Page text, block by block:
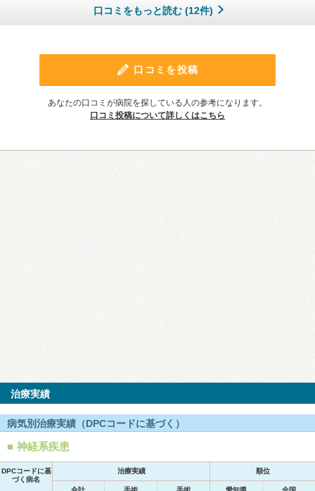
口コミをもっと読む (12件)
口コミを投稿
あなたの口コミが病院を探している人の参考になります。
口コミ投稿について詳しくはこちら
治療実績
病気別治療実績（DPCコードに基づく）
神経系疾患
DPCコードに基
づく病名
治療実績 順位